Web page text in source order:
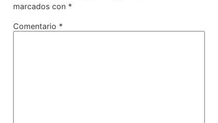
marcados con *
Comentario *